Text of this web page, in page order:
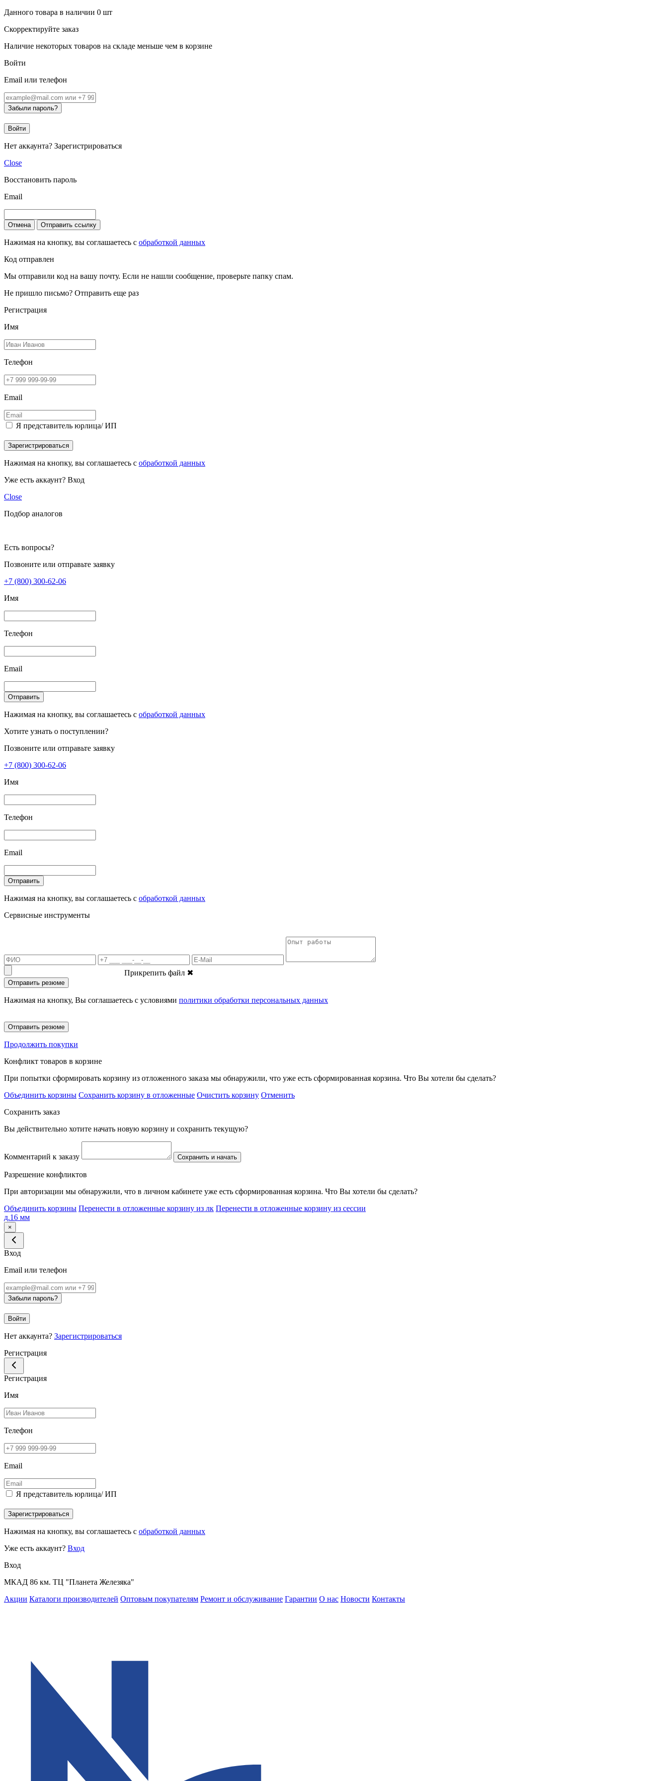
Данного товара в наличии 0 шт
Скорректируйте заказ
Наличие некоторых товаров на складе меньше чем в корзине
Войти
Email или телефон
Забыли пароль?
Войти
Нет аккаунта? Зарегистрироваться
Close
Восстановить пароль
Email
Отмена Отправить ссылку
Нажимая на кнопку, вы соглашаетесь с обработкой данных
Код отправлен
Мы отправили код на вашу почту. Если не нашли сообщение, проверьте папку спам.
Не пришло письмо? Отправить еще раз
Регистрация
Имя
Телефон
Email
Я представитель юрлица/ ИП
Зарегистрироваться
Нажимая на кнопку, вы соглашаетесь с обработкой данных
Уже есть аккаунт? Вход
Close
Подбор аналогов
Есть вопросы?
Позвоните или отправьте заявку
+7 (800) 300-62-06
Имя
Телефон
Email
Отправить
Нажимая на кнопку, вы соглашаетесь с обработкой данных
Хотите узнать о поступлении?
Позвоните или отправьте заявку
+7 (800) 300-62-06
Имя
Телефон
Email
Отправить
Нажимая на кнопку, вы соглашаетесь с обработкой данных
Сервисные инструменты
Прикрепить файл ✖
Отправить резюме
Нажимая на кнопку, Вы соглашаетесь с условиями политики обработки персональных данных
Отправить резюме
Продолжить покупки
Конфликт товаров в корзине
При попытки сформировать корзину из отложенного заказа мы обнаружили, что уже есть сформированная корзина. Что Вы хотели бы сделать?
Объединить корзины Сохранить корзину в отложенные Очистить корзину Отменить
Сохранить заказ
Вы действительно хотите начать новую корзину и сохранить текущую?
Комментарий к заказу Сохранить и начать
Разрешение конфликтов
При авторизации мы обнаружили, что в личном кабинете уже есть сформированная корзина. Что Вы хотели бы сделать?
Объединить корзины Перенести в отложенные корзину из лк Перенести в отложенные корзину из сессии
д.16 мм
×
Вход
Email или телефон
Забыли пароль?
Войти
Нет аккаунта? Зарегистрироваться
Регистрация
Регистрация
Имя
Телефон
Email
Я представитель юрлица/ ИП
Зарегистрироваться
Нажимая на кнопку, вы соглашаетесь с обработкой данных
Уже есть аккаунт? Вход
Вход
МКАД 86 км. ТЦ "Планета Железяка"
Акции Каталоги производителей Оптовым покупателям Ремонт и обслуживание Гарантии О нас Новости Контакты